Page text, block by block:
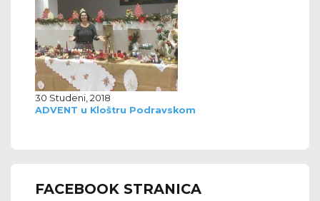
30 Studeni, 2018
ADVENT u Kloštru Podravskom
FACEBOOK STRANICA